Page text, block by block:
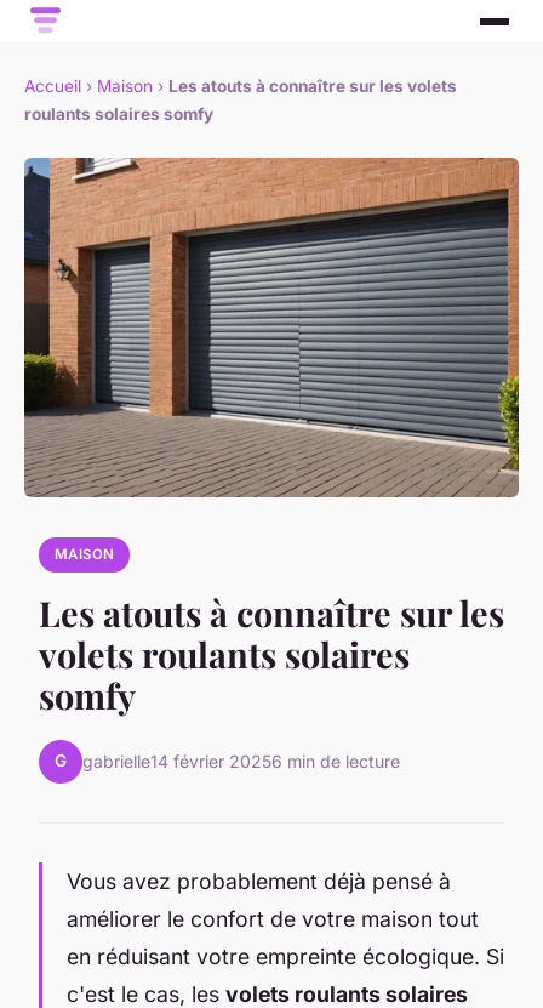
Accueil › Maison › Les atouts à connaître sur les volets
roulants solaires somfy
MAISON
Les atouts à connaître sur les
volets roulants solaires
somfy
G gabrielle14 février 20256 min de lecture
Vous avez probablement déjà pensé à
améliorer le confort de votre maison tout
en réduisant votre empreinte écologique. Si
c'est le cas, les volets roulants solaires